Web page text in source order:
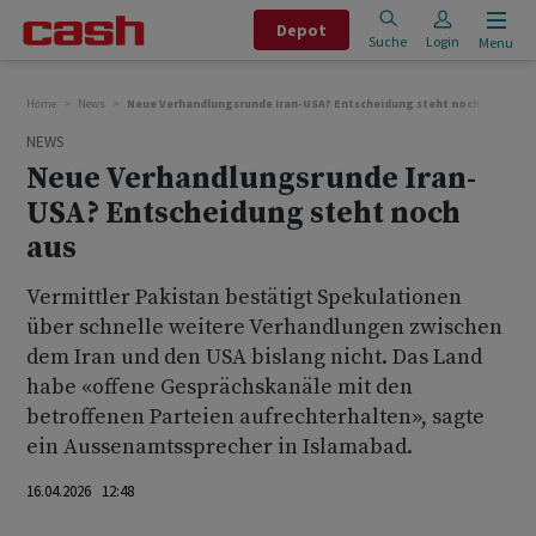
Depot
Suche Login Menu
Home News Neue Verhandlungsrunde Iran-USA? Entscheidung steht noch aus
NEWS
Neue Verhandlungsrunde Iran-
USA? Entscheidung steht noch
aus
Vermittler Pakistan bestätigt Spekulationen
über schnelle weitere Verhandlungen zwischen
dem Iran und den USA bislang nicht. Das Land
habe «offene Gesprächskanäle mit den
betroffenen Parteien aufrechterhalten», sagte
ein Aussenamtssprecher in Islamabad.
16.04.2026 12:48